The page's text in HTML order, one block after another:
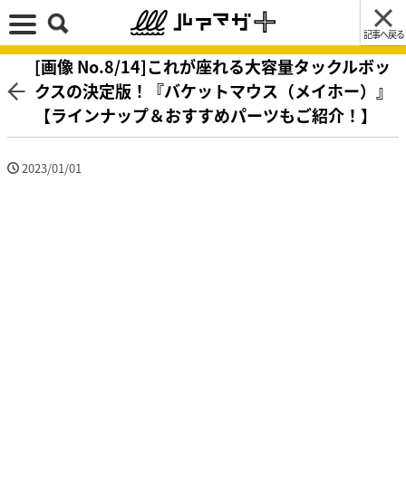
記事へ戻る
[画像 No.8/14]これが座れる大容量タックルボッ
クスの決定版！『バケットマウス（メイホー）』
【ラインナップ＆おすすめパーツもご紹介！】
2023/01/01